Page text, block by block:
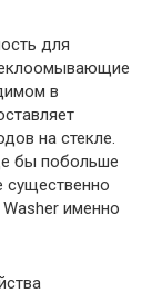
для
в
на стекле.
бы побольше
существенно
именно